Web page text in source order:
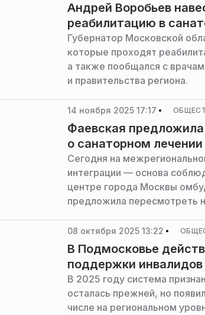
Андрей Воробьев
реабилитацию в
Губернатор Московской
которые проходят
а также пообщался с
и правительства региона.
14 ноября 2025 17:17
Фаевская
о санаторном
Сегодня на
интеграции — основа
центре города Москвы
предложила пересмотреть
сообщает пресс-служба
в Московской области.
08 октября 2025 13:22
В Подмосковье
поддержки инвалидов
В 2025 году система
осталась прежней, но
числе на региональном